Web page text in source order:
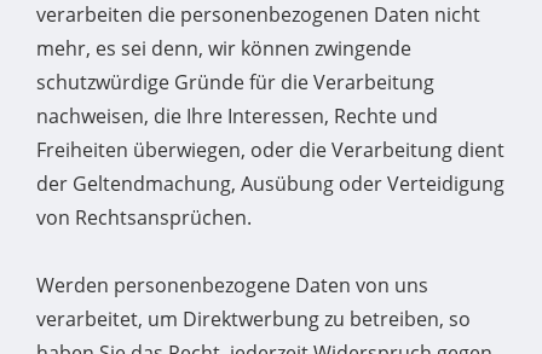
verarbeiten die personenbezogenen Daten nicht
mehr, es sei denn, wir können zwingende
schutzwürdige Gründe für die Verarbeitung
nachweisen, die Ihre Interessen, Rechte und
Freiheiten überwiegen, oder die Verarbeitung dient
der Geltendmachung, Ausübung oder Verteidigung
von Rechtsansprüchen.
Werden personenbezogene Daten von uns
verarbeitet, um Direktwerbung zu betreiben, so